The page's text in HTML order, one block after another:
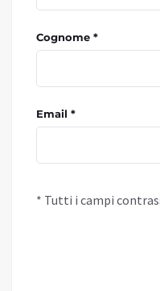
Cognome *
Email *
* Tutti i campi